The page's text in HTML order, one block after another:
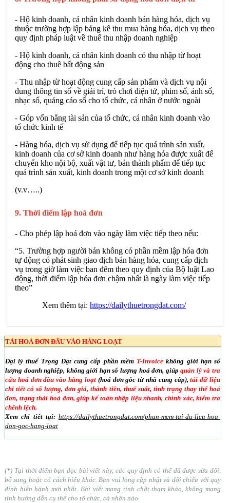
- Hộ kinh doanh, cá nhân kinh doanh bán hàng hóa, dịch vụ
thuộc trường hợp lập bảng kê thu mua hàng hóa, dịch vụ theo
quy định pháp luật về thuế thu nhập doanh nghiệp
- Hộ kinh doanh, cá nhân kinh doanh có thu nhập từ hoạt
động cho thuê bất động sản
- Thu nhập từ hoạt động cung cấp sản phẩm và dịch vụ nội
dung thông tin số về giải trí, trò chơi điện tử, phim số, ảnh số,
nhạc số, quảng cáo số cho tổ chức, cá nhân ở nước ngoài
- Góp vốn bằng tài sản của tổ chức, cá nhân kinh doanh vào
tổ chức kinh tế
- Hàng hóa, dịch vụ sử dụng để tiếp tục quá trình sản xuất,
kinh doanh của cơ sở kinh doanh như hàng hóa được xuất để
chuyển kho nội bộ, xuất vật tư, bán thành phẩm để tiếp tục
quá trình sản xuất, kinh doanh trong một cơ sở kinh doanh
(v.v…..)
9. Thời điểm lập hoá đơn
- Cho phép lập hoá đơn vào ngày làm việc tiếp theo nếu:
“5. Trường hợp người bán không có phần mềm lập hóa đơn
tự động có phát sinh giao dịch bán hàng hóa, cung cấp dịch
vụ trong giờ làm việc ban đêm theo quy định của Bộ luật Lao
động, thời điểm lập hóa đơn chậm nhất là ngày làm việc tiếp
theo”
Xem thêm tại: https://dailythuetrongdat.com/
TẢI HOÁ ĐƠN ĐẦU VÀO HÀNG LOẠT
Đại lý thuế Trọng Đạt cung cấp phần mềm T-Invoice không giới hạn số
lượng doanh nghiệp, không giới hạn số lượng hoá đơn, giúpquản lý và tra
cứu hoá đơn đầu vào hàng loạt(hoá đơn gốc từ nhà cung cấp),tải dữ liệu
chi tiết có số lượng, đơn giá, thành tiền, thuế suất, tình trạng thay thế hoá
đơn, trạng thái hoá đơn, giúp kế toán nhập liệu nhanh, chính xác, kiểm tra
chênh lệch.
Xem chi tiết tại: https://dailythuetrongdat.com/phan-mem-tai-du-lieu-hoa-
don-goc-hang-loat
(*) Tại thời điểm bạn đọc bài viết này, các quy định có thể đã được sửa đổi,
bổ sung hoặc có cách hiểu khác. Bạn vui lòng cập nhật và đối chiếu với quy
định hiện hành mới nhất. Bài viết mang tính chất tham khảo, không mang
tính hướng dẫn cụ thể cho tổ chức, cá nhân nào.